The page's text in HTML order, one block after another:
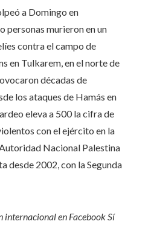
a Domingo en
personas murieron en un
contra el campo de
en Tulkarem, en el norte de
décadas de
los ataques de Hamás en
eleva a 500 la cifra de
con el ejército en la
Nacional Palestina
desde 2002, con la Segunda
internacional en FacebookSí